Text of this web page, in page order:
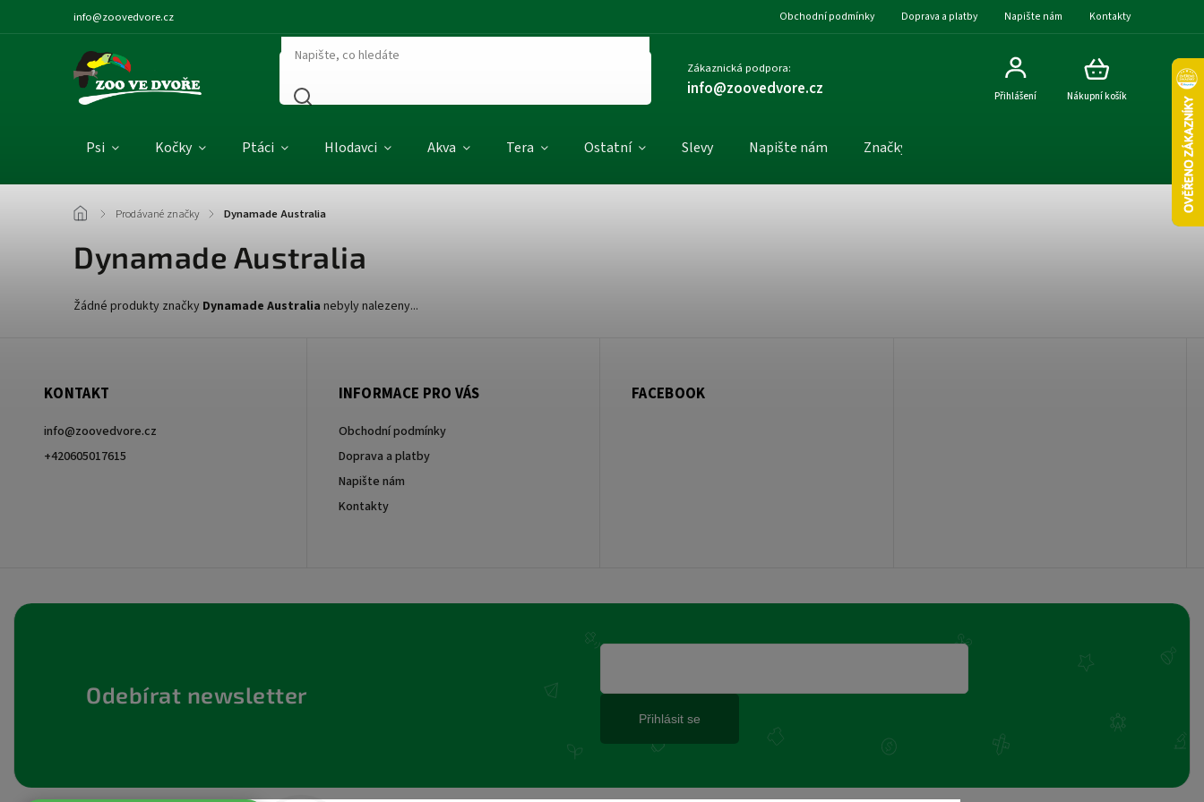
info@zoovedvore.cz Obchodní podmínky Doprava a platby Napište nám Kontakty
Zákaznická podpora:
info@zoovedvore.cz Nákupní košík
Přihlášení
Psi Kočky Ptáci Hlodavci Akva Tera Ostatní Slevy Napište nám Značky
/ Prodávané značky / Dynamade Australia
Dynamade Australia
Žádné produkty značky Dynamade Australia nebyly nalezeny...
KONTAKT
info@zoovedvore.cz
+420605017615
INFORMACE PRO VÁS
Obchodní podmínky
Doprava a platby
Napište nám
Kontakty
Odebírat newsletter
Přihlásit se
FACEBOOK